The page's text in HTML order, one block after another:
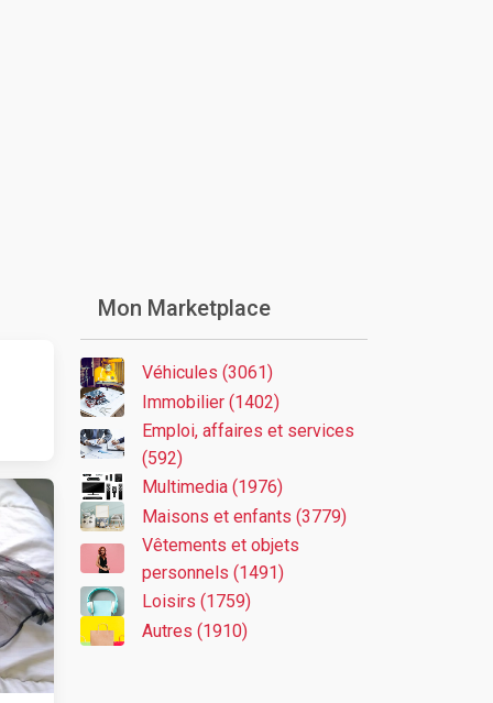
Mon Marketplace
Véhicules (3061)
Immobilier (1402)
Emploi, affaires et services
(592)
Multimedia (1976)
Maisons et enfants (3779)
Vêtements et objets
personnels (1491)
Loisirs (1759)
Autres (1910)